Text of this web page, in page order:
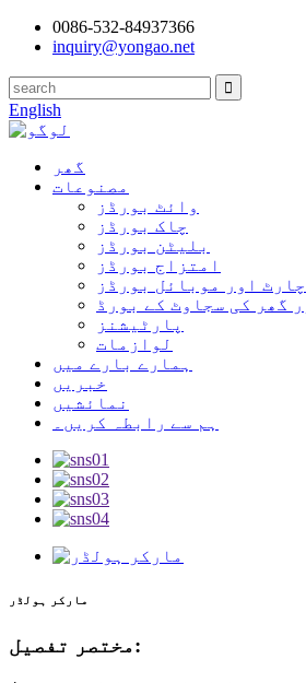
0086-532-84937366
inquiry@yongao.net
English
گھر
مصنوعات
وائٹ بورڈز
چاک بورڈز
بلیٹن بورڈز
امتزاج بورڈز
اور موبائل بورڈز
گھر کی سجاوٹ کے بورڈ
پارٹیشنز
لوازمات
ہمارے بارے میں
خبریں
نمائشیں
ہم سے رابطہ کریں۔
مارکر ہولڈر
مختصر تفصیل: